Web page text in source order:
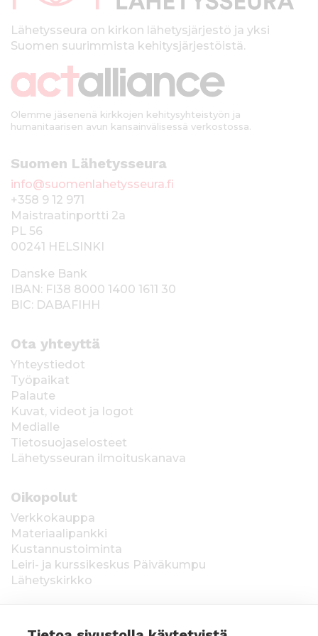
kLähetysseura on kirkon lähetysjärjestö ja yksi
Suomen suurimmista kehitysjärjestöistä.
Olemme jäsenenä kirkkojen kehitysyhteistyön ja
humanitaarisen avun kansainvälisessä verkostossa.
Suomen Lähetysseura
info@suomenlahetysseura.fi
+358 9 12 971
Maistraatinportti 2a
PL 56
00241 HELSINKI
Danske Bank
IBAN: FI38 8000 1400 1611 30
BIC: DABAFIHH
Ota yhteyttä
Yhteystiedot
Työpaikat
Palaute
Kuvat, videot ja logot
Medialle
Tietosuojaselosteet
Lähetysseuran ilmoituskanava
Oikopolut
Verkkokauppa
Materiaalipankki
Kustannustoiminta
Leiri- ja kurssikeskus Päiväkumpu
Lähetyskirkko